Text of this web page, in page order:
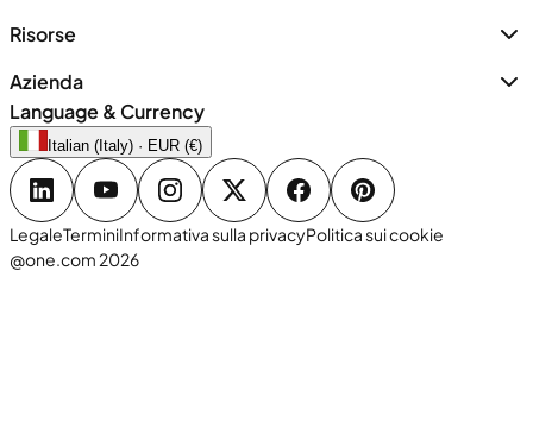
Risorse
Azienda
Language & Currency
Italian (Italy) · EUR (€)
LegaleTerminiInformativa sulla privacyPolitica sui cookie
@one.com 2026